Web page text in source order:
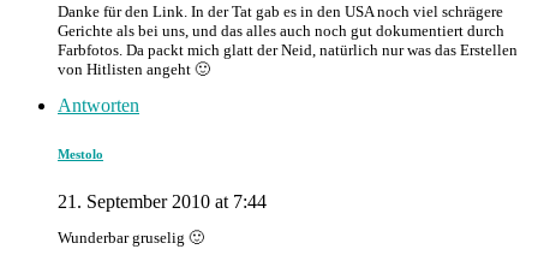
Danke für den Link. In der Tat gab es in den USA noch viel schrägere
Gerichte als bei uns, und das alles auch noch gut dokumentiert durch
Farbfotos. Da packt mich glatt der Neid, natürlich nur was das Erstellen
von Hitlisten angeht 🙂
Antworten
Mestolo
21. September 2010 at 7:44
Wunderbar gruselig 🙂